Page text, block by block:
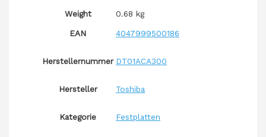
Weight 0.68 kg
EAN 4047999500186
Herstellernummer DT01ACA300
Hersteller Toshiba
Kategorie Festplatten